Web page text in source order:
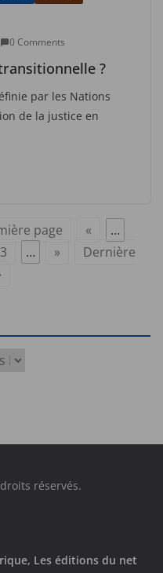
0 Comments
?
par les Nations
de la justice en
page «
…
… »
Dernière
réservés.
Les éditions du net